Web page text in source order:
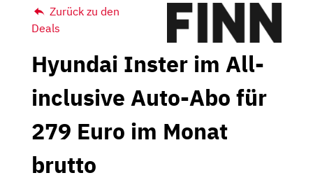
Zurück zu den
Deals
Hyundai Inster im All-
inclusive Auto-Abo für
279 Euro im Monat
brutto